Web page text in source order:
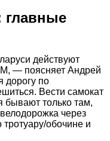
действуют
— поясняет Андрей
дорогу по
Вести самокат
бывают только там,
через
обочине и